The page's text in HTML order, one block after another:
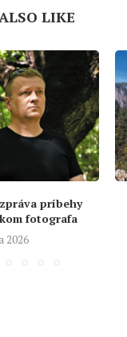
LIKE
príbehy
fotografa
2026